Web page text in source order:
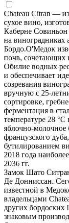
Chateau Citran —
сухое вино,
Каберне
на виноградниках
Бордо.О'Медок
почв, сочетающих
Обилие водных
и обеспечивает
созревания
вручную с 25-
сортировке,
ферментация в
температуре 28
яблочно-молочное
французского
бутилированием
2018 года
2036 гг.
Замок Шато
Де Донниссан.
известной в
владельцами
других бордоских
знаковым